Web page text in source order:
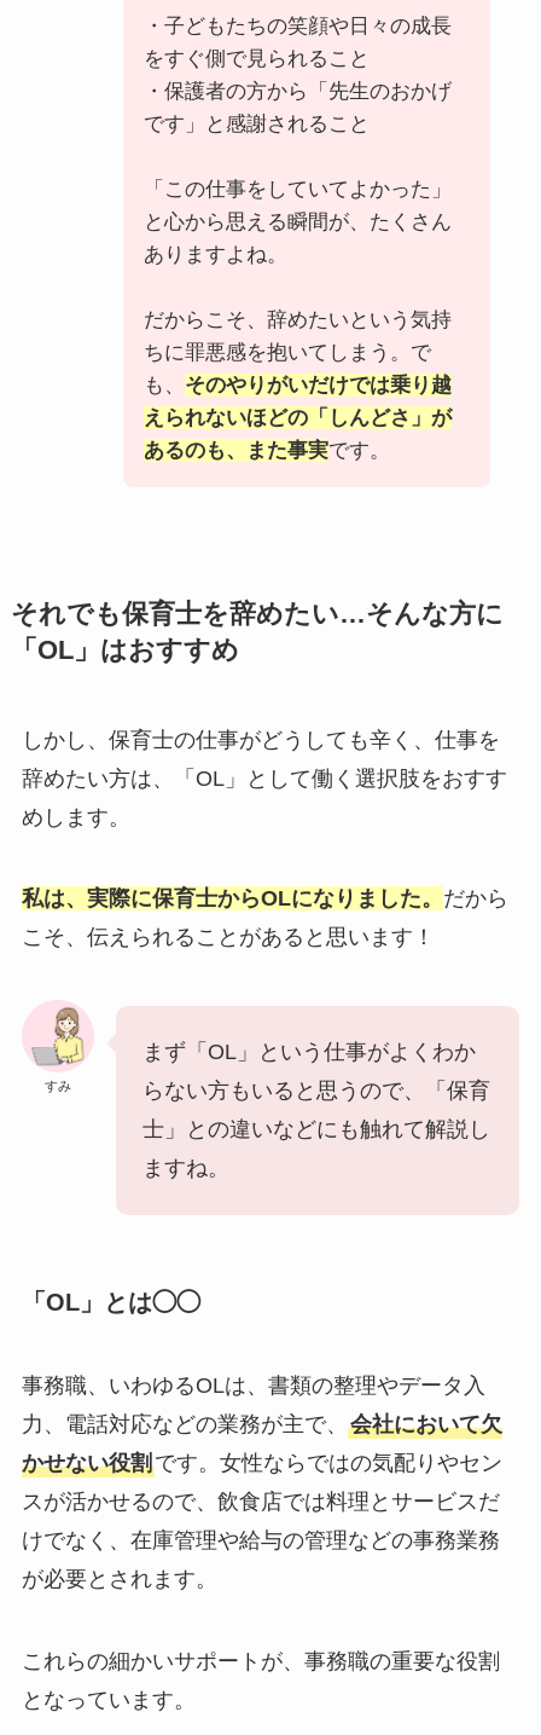
・子どもたちの笑顔や日々の成長
をすぐ側で見られること
・保護者の方から「先生のおかげ
です」と感謝されること
「この仕事をしていてよかった」
と心から思える瞬間が、たくさん
ありますよね。
だからこそ、辞めたいという気持
ちに罪悪感を抱いてしまう。で
も、 そのやりがいだけでは乗り越
えられないほどの「しんどさ」が
あるのも、また事実です。
それでも保育士を辞めたい…そんな方に
「OL」はおすすめ
しかし、保育士の仕事がどうしても辛く、仕事を
辞めたい方は、「OL」として働く選択肢をおすす
めします。
私は、実際に保育士からOLになりました。 だから
こそ、伝えられることがあると思います！
すみ
まず「OL」という仕事がよくわか
らない方もいると思うので、「保育
士」との違いなどにも触れて解説し
ますね。
「OL」とは◯◯
事務職、いわゆるOLは、書類の整理やデータ入
力、電話対応などの業務が主で、 会社において欠
かせない役割です。女性ならではの気配りやセン
スが活かせるので、飲食店では料理とサービスだ
けでなく、在庫管理や給与の管理などの事務業務
が必要とされます。
これらの細かいサポートが、事務職の重要な役割
となっています。